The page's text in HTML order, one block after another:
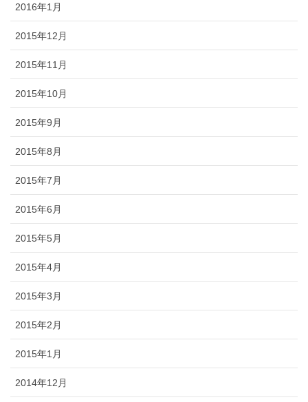
2016年1月
2015年12月
2015年11月
2015年10月
2015年9月
2015年8月
2015年7月
2015年6月
2015年5月
2015年4月
2015年3月
2015年2月
2015年1月
2014年12月